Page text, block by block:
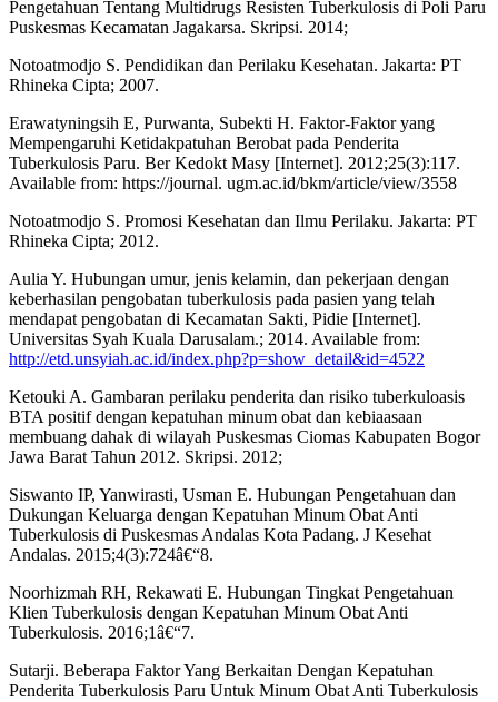
Pengetahuan Tentang Multidrugs Resisten Tuberkulosis di Poli Paru
Puskesmas Kecamatan Jagakarsa. Skripsi. 2014;
Notoatmodjo S. Pendidikan dan Perilaku Kesehatan. Jakarta: PT
Rhineka Cipta; 2007.
Erawatyningsih E, Purwanta, Subekti H. Faktor-Faktor yang
Mempengaruhi Ketidakpatuhan Berobat pada Penderita
Tuberkulosis Paru. Ber Kedokt Masy [Internet]. 2012;25(3):117.
Available from: https://journal. ugm.ac.id/bkm/article/view/3558
Notoatmodjo S. Promosi Kesehatan dan Ilmu Perilaku. Jakarta: PT
Rhineka Cipta; 2012.
Aulia Y. Hubungan umur, jenis kelamin, dan pekerjaan dengan
keberhasilan pengobatan tuberkulosis pada pasien yang telah
mendapat pengobatan di Kecamatan Sakti, Pidie [Internet].
Universitas Syah Kuala Darusalam.; 2014. Available from:
http://etd.unsyiah.ac.id/index.php?p=show_detail&id=4522
Ketouki A. Gambaran perilaku penderita dan risiko tuberkuloasis
BTA positif dengan kepatuhan minum obat dan kebiaasaan
membuang dahak di wilayah Puskesmas Ciomas Kabupaten Bogor
Jawa Barat Tahun 2012. Skripsi. 2012;
Siswanto IP, Yanwirasti, Usman E. Hubungan Pengetahuan dan
Dukungan Keluarga dengan Kepatuhan Minum Obat Anti
Tuberkulosis di Puskesmas Andalas Kota Padang. J Kesehat
Andalas. 2015;4(3):724â€“8.
Noorhizmah RH, Rekawati E. Hubungan Tingkat Pengetahuan
Klien Tuberkulosis dengan Kepatuhan Minum Obat Anti
Tuberkulosis. 2016;1â€“7.
Sutarji. Beberapa Faktor Yang Berkaitan Dengan Kepatuhan
Penderita Tuberkulosis Paru Untuk Minum Obat Anti Tuberkulosis